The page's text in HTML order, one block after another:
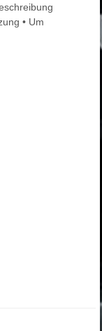
• Um